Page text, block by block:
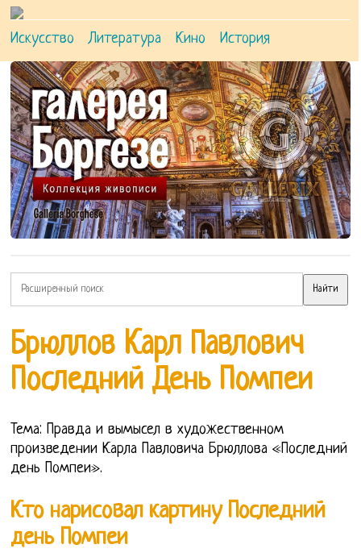
Искусство Литература Кино История
Брюллов Карл Павлович
Последний День Помпеи
Тема: Правда и вымысел в художественном
произведении Карла Павловича Брюллова «Последний
день Помпеи».
Кто нарисовал картину Последний
день Помпеи